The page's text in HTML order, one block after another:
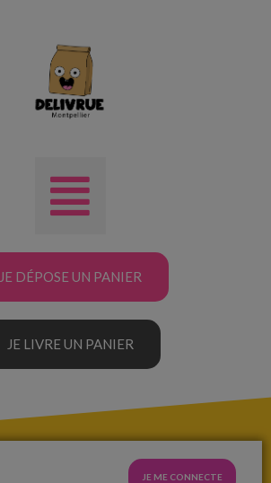
JE DÉPOSE UN PANIER
JE LIVRE UN PANIER
JE ME CONNECTE